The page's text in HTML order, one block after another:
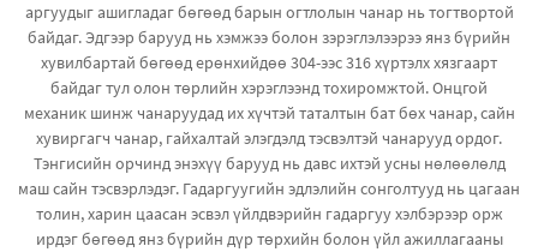
аргуудыг ашигладаг бөгөөд барын огтлолын чанар нь тогтвортой
байдаг. Эдгээр барууд нь хэмжээ болон зэрэглэлээрээ янз бүрийн
хувилбартай бөгөөд ерөнхийдөө 304-ээс 316 хүртэлх хязгаарт
байдаг тул олон төрлийн хэрэглээнд тохиромжтой. Онцгой
механик шинж чанаруудад их хүчтэй таталтын бат бөх чанар, сайн
хувиргагч чанар, гайхалтай элэгдэлд тэсвэлтэй чанарууд ордог.
Тэнгисийн орчинд энэхүү барууд нь давс ихтэй усны нөлөөлөлд
маш сайн тэсвэрлэдэг. Гадаргуугийн эдлэлийн сонголтууд нь цагаан
толин, харин цаасан эсвэл үйлдвэрийн гадаргуу хэлбэрээр орж
ирдэг бөгөөд янз бүрийн дүр төрхийн болон үйл ажиллагааны